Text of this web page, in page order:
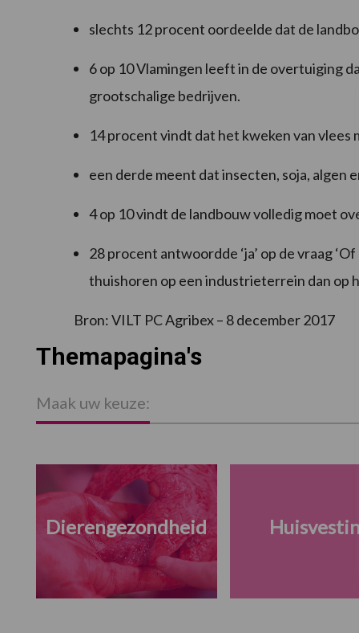
slechts 12 procent oordeelde dat de
6 op 10 Vlamingen leeft in de overtuiging
grootschalige bedrijven.
14 procent vindt dat het kweken van vlees
een derde meent dat insecten, soja, algen
4 op 10 vindt de landbouw volledig moet
28 procent antwoordde ‘ja’ op de vraag
thuishoren op een industrieterrein dan op
Bron: VILT PC Agribex – 8 december 2017
Themapagina's
Maak uw keuze:
Dierengezondheid Huisvesting